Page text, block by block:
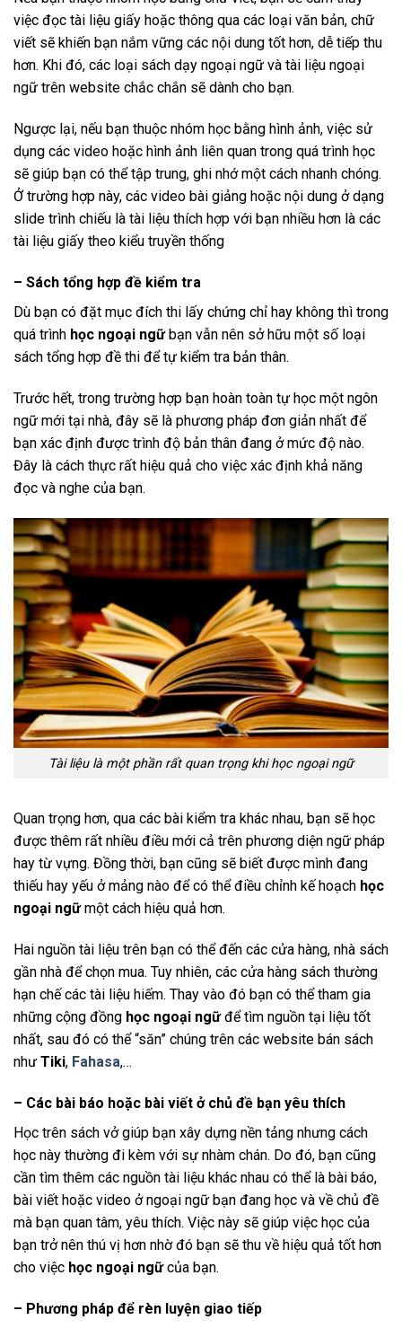
việc đọc tài liệu giấy hoặc thông qua các loại văn bản, chữ
viết sẽ khiến bạn nắm vững các nội dung tốt hơn, dễ tiếp thu
hơn. Khi đó, các loại sách dạy ngoại ngữ và tài liệu ngoại
ngữ trên website chắc chắn sẽ dành cho bạn.
Ngược lại, nếu bạn thuộc nhóm học bằng hình ảnh, việc sử
dụng các video hoặc hình ảnh liên quan trong quá trình học
sẽ giúp bạn có thể tập trung, ghi nhớ một cách nhanh chóng.
Ở trường hợp này, các video bài giảng hoặc nội dung ở dạng
slide trình chiếu là tài liệu thích hợp với bạn nhiều hơn là các
tài liệu giấy theo kiểu truyền thống
– Sách tổng hợp đề kiểm tra
Dù bạn có đặt mục đích thi lấy chứng chỉ hay không thì trong
quá trình học ngoại ngữbạn vẫn nên sở hữu một số loại
sách tổng hợp đề thi để tự kiểm tra bản thân.
Trước hết, trong trường hợp bạn hoàn toàn tự học một ngôn
ngữ mới tại nhà, đây sẽ là phương pháp đơn giản nhất để
bạn xác định được trình độ bản thân đang ở mức độ nào.
Đây là cách thực rất hiệu quả cho việc xác định khả năng
đọc và nghe của bạn.
Tài liệu là một phần rất quan trọng khi học ngoại ngữ
Quan trọng hơn, qua các bài kiểm tra khác nhau, bạn sẽ học
được thêm rất nhiều điều mới cả trên phương diện ngữ pháp
hay từ vựng. Đồng thời, bạn cũng sẽ biết được mình đang
thiếu hay yếu ở mảng nào để có thể điều chỉnh kế hoạch học
ngoại ngữmột cách hiệu quả hơn.
Hai nguồn tài liệu trên bạn có thể đến các cửa hàng, nhà sách
gần nhà để chọn mua. Tuy nhiên, các cửa hàng sách thường
hạn chế các tài liệu hiếm. Thay vào đó bạn có thể tham gia
những cộng đồng học ngoại ngữđể tìm nguồn tại liệu tốt
nhất, sau đó có thể “săn” chúng trên các website bán sách
như Tiki, Fahasa,…
– Các bài báo hoặc bài viết ở chủ đề bạn yêu thích
Học trên sách vở giúp bạn xây dựng nền tảng nhưng cách
học này thường đi kèm với sự nhàm chán. Do đó, bạn cũng
cần tìm thêm các nguồn tài liệu khác nhau có thể là bài báo,
bài viết hoặc video ở ngoại ngữ bạn đang học và về chủ đề
mà bạn quan tâm, yêu thích. Việc này sẽ giúp việc học của
bạn trở nên thú vị hơn nhờ đó bạn sẽ thu về hiệu quả tốt hơn
cho việc học ngoại ngữcủa bạn.
– Phương pháp để rèn luyện giao tiếp